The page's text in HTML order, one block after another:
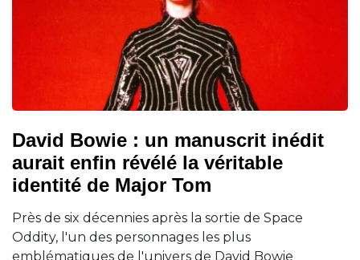
David Bowie : un manuscrit inédit
aurait enfin révélé la véritable
identité de Major Tom
Près de six décennies après la sortie de Space
Oddity, l'un des personnages les plus
emblématiques de l'univers de David Bowie